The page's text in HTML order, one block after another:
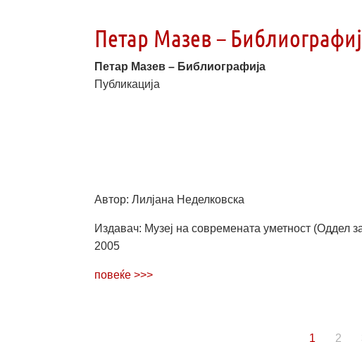
Петар Мазев –
Петар Мазев – Библиографија
Публикација
Автор: Лилјана Неделковска
Издавач: Музеј на современата уметност (Оддел
2005
повеќе >>>
1 2